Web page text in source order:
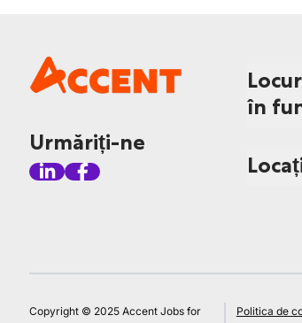
Urmăriți-ne
în
Copyright © 2025 Accent Jobs for
Politica de